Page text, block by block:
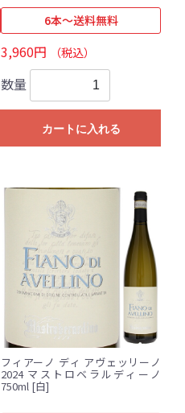
6本～送料無料
3,960円 （税込）
数量
カートに入れる
フィアーノ ディ アヴェッリーノ
2024 マストロベラルディーノ
750ml [白]